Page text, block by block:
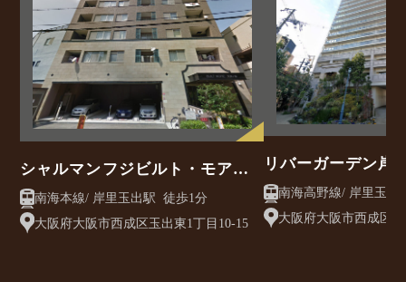
シャルマンフジビルト・モアー
天神ノ森
南海本線/ 岸里玉出駅 徒歩1分
大阪府大阪市西成区玉出東1丁目10-15
リバーガーデン岸
大阪府大阪市西成区